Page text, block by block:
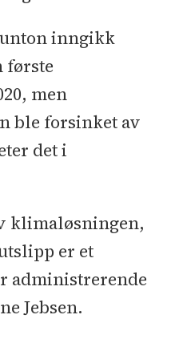
inngikk
første
men
ble forsinket av
det i
klimaløsningen,
er et
administrerende
Jebsen.